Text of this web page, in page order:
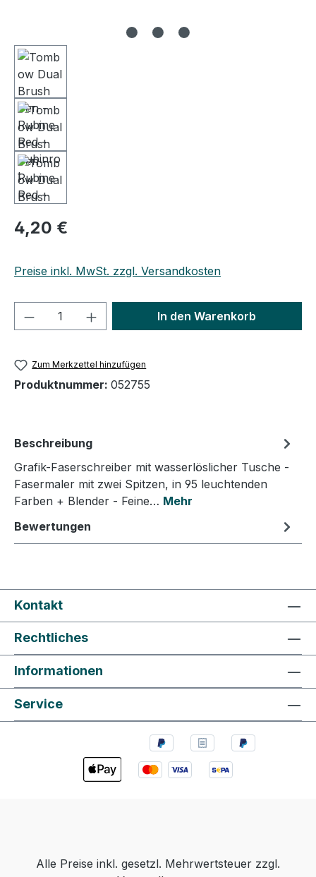
4,20 €
Preise inkl. MwSt. zzgl. Versandkosten
Produkt Anzahl: Gib denIn den Warenkorb
Zum Merkzettel hinzufügen
Produktnummer: 052755
Beschreibung
Grafik-Faserschreiber mit wasserlöslicher Tusche -
Fasermaler mit zwei Spitzen, in 95 leuchtenden
Farben + Blender - Feine… Mehr
Bewertungen
Kontakt
Rechtliches
Informationen
Service
Alle Preise inkl. gesetzl. Mehrwertsteuer zzgl.